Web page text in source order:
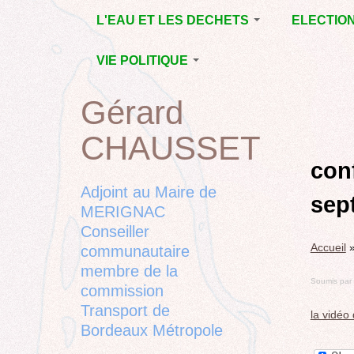
L'EAU ET LES DECHETS
ECONOMIE D’EAU,
SAGE, SÉCHERESSE
LA GESTION DES
DECHETS
CONTRAT DE L'EAU,
POLLUTIONS
RUBRIQUE
CHANTIER
VIE POLITIQUE
L’ACTION POLITIQUE À
MÉRIGNAC
BORDEAUX
METROPOLE
EMPLOI, SOLIDARITES
ELECTIONS,
RUBRIQUES
DIVERSES, PETITES
PHRASES..
top
Accueil
Soumis par
la vidéo
Back
to
top
Gérard
CHAUSSET
Adjoint au Maire de
MERIGNAC
Conseiller
communautaire
membre de la
commission
Transport de
Bordeaux Métropole